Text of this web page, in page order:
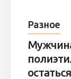
Разное